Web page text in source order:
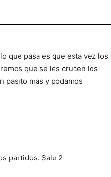
que pasa es que esta vez los
que se les crucen los
pasito mas y podamos
partidos. Salu 2